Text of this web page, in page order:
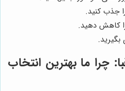
جذب کنید.
کاهش دهید.
چرا ما بهترین انتخاب